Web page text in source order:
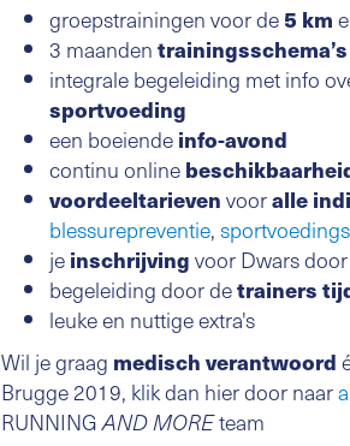
groepstrainingen voor de5 km
3 maandentrainingsschema’s
integrale begeleiding met info
sportvoeding
een boeiendeinfo-avond
continu online
voordeeltarievenvooralle
blessurepreventie,
jeinschrijvingvoor Dwars
begeleiding door detrainers
leuke en nuttige extra's
Wil je graag medisch verantwoord
Brugge 2019, klik dan hier door naar
RUNNINGAND MOREteam